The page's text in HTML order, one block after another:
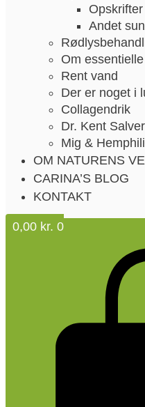
Andet
Om
Rent vand
Der er noget i
Collagendrik
Dr. Kent Salver
Mig &
OM NATURENS
CARINA’S BLOG
KONTAKT
0,00 kr. 0